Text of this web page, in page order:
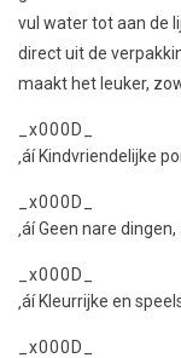
vul water tot aan de
direct uit de
maakt het leuker,
_x000D_
‚áí Kindvriendelijke
_x000D_
‚áí Geen nare
_x000D_
‚áí Kleurrijke en
_x000D_